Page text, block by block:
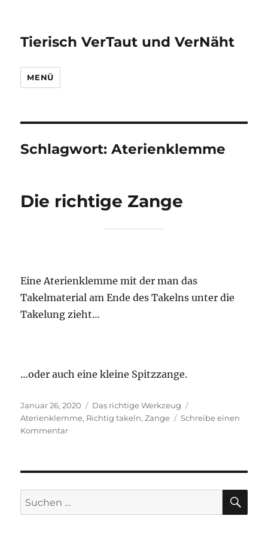
Tierisch VerTaut und VerNäht
MENÜ
Schlagwort:Aterienklemme
Die richtige Zange
Eine Aterienklemme mit der man das
Takelmaterial am Ende des Takelns unter die
Takelung zieht…
…oder auch eine kleine Spitzzange.
Veröffentlicht
am
Januar 26, 2020 Kategorien
Das richtige Werkzeug
Aterienklemme, Richtig takeln,Zange
Schreibe einen
Kommentarzu
Suchen
nach: